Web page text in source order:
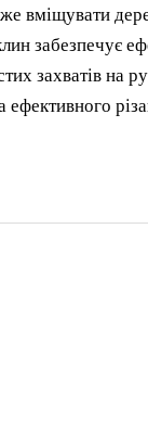
вміщувати
забезпечує
захватів на
ефективного